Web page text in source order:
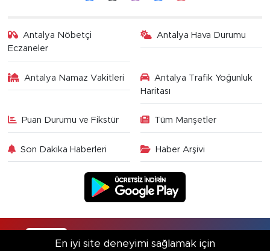
Antalya Nöbetçi
Eczaneler
Antalya Hava Durumu
Antalya Namaz Vakitleri
Antalya Trafik Yoğunluk
Haritası
Puan Durumu ve Fikstür Tüm Manşetler
Son Dakika Haberleri Haber Arşivi
RSS Copyright © 2025. Her hakkı saklıdır.
En iyi site deneyimi sağlamak için